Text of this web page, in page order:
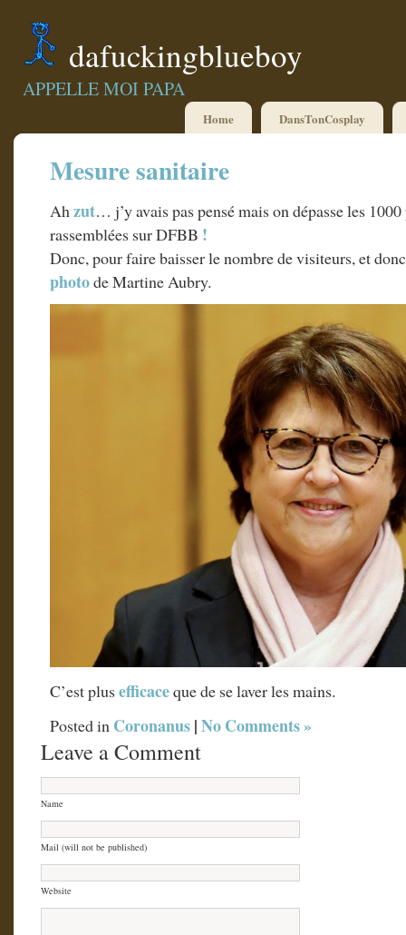
dafuckingblueboy
APPELLE MOI PAPA
Home DansTonCosplay
Mesure sanitaire
Ahzut… j’y avais pas pensé mais on dépasse les
rassemblées sur DFBB !
Donc, pour faire baisser le nombre de visiteurs, et
photode Martine Aubry.
C’est plusefficaceque de se laver les mains.
Posted in Coronanus|No Comments »
Leave a Comment
Name
Mail (will not be published)
Website